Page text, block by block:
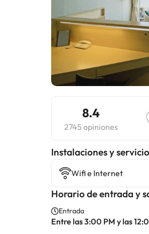
8.4
2745 opiniones
Instalaciones y
Wifi e Internet
Horario de entrada y
Entrada
Entre las 3:00 PM y las